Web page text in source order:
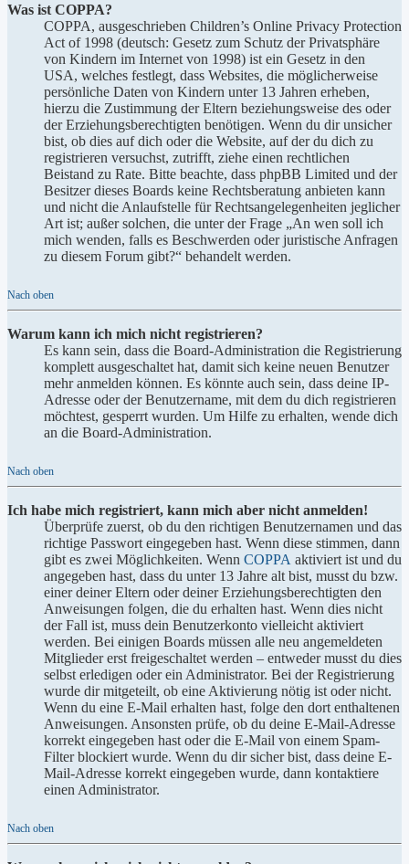
Was ist COPPA?
COPPA, ausgeschrieben Children’s Online Privacy Protection
Act of 1998 (deutsch: Gesetz zum Schutz der Privatsphäre
von Kindern im Internet von 1998) ist ein Gesetz in den
USA, welches festlegt, dass Websites, die möglicherweise
persönliche Daten von Kindern unter 13 Jahren erheben,
hierzu die Zustimmung der Eltern beziehungsweise des oder
der Erziehungsberechtigten benötigen. Wenn du dir unsicher
bist, ob dies auf dich oder die Website, auf der du dich zu
registrieren versuchst, zutrifft, ziehe einen rechtlichen
Beistand zu Rate. Bitte beachte, dass phpBB Limited und der
Besitzer dieses Boards keine Rechtsberatung anbieten kann
und nicht die Anlaufstelle für Rechtsangelegenheiten jeglicher
Art ist; außer solchen, die unter der Frage „An wen soll ich
mich wenden, falls es Beschwerden oder juristische Anfragen
zu diesem Forum gibt?“ behandelt werden.
Nach oben
Warum kann ich mich nicht registrieren?
Es kann sein, dass die Board-Administration die Registrierung
komplett ausgeschaltet hat, damit sich keine neuen Benutzer
mehr anmelden können. Es könnte auch sein, dass deine IP-
Adresse oder der Benutzername, mit dem du dich registrieren
möchtest, gesperrt wurden. Um Hilfe zu erhalten, wende dich
an die Board-Administration.
Nach oben
Ich habe mich registriert, kann mich aber nicht anmelden!
Überprüfe zuerst, ob du den richtigen Benutzernamen und das
richtige Passwort eingegeben hast. Wenn diese stimmen, dann
gibt es zwei Möglichkeiten. Wenn COPPA aktiviert ist und du
angegeben hast, dass du unter 13 Jahre alt bist, musst du bzw.
einer deiner Eltern oder deiner Erziehungsberechtigten den
Anweisungen folgen, die du erhalten hast. Wenn dies nicht
der Fall ist, muss dein Benutzerkonto vielleicht aktiviert
werden. Bei einigen Boards müssen alle neu angemeldeten
Mitglieder erst freigeschaltet werden – entweder musst du dies
selbst erledigen oder ein Administrator. Bei der Registrierung
wurde dir mitgeteilt, ob eine Aktivierung nötig ist oder nicht.
Wenn du eine E-Mail erhalten hast, folge den dort enthaltenen
Anweisungen. Ansonsten prüfe, ob du deine E-Mail-Adresse
korrekt eingegeben hast oder die E-Mail von einem Spam-
Filter blockiert wurde. Wenn du dir sicher bist, dass deine E-
Mail-Adresse korrekt eingegeben wurde, dann kontaktiere
einen Administrator.
Nach oben